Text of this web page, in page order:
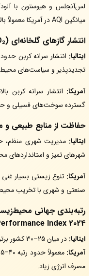
لس‌آنجلس و هیوستون با
میانگین AQI در آمریکا معمولاً بالاتر از ایتالیا است.
انتشار گازهای گلخانه‌ای (CO₂)
ایتالیا:
تجدیدپذیر و سیاست‌های
آمریکا:
گسترده سوخت‌های فسیلی و
حفاظت از منابع طبیعی
ایتالیا: مدیریت شهری منظم،
شهرهای تمیز و
آمریکا: تنوع زیستی بسیار
صنعتی و شهری با تخریب
Index 2024)
ایتالیا: در میان 25–30 کشور برتر از نظر عملکرد زیست‌محیطی.
آمریکا:
مصرف انرژی زیاد.